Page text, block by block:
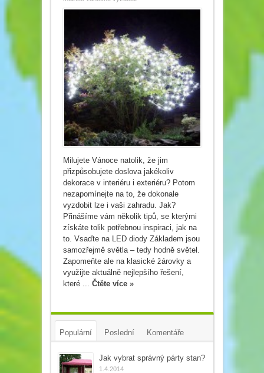
Milujete Vánoce natolik, že jim
přizpůsobujete doslova jakékoliv
dekorace v interiéru i exteriéru? Potom
nezapomínejte na to, že dokonale
vyzdobit lze i vaši zahradu. Jak?
Přinášíme vám několik tipů, se kterými
získáte tolik potřebnou inspiraci, jak na
to. Vsaďte na LED diody Základem jsou
samozřejmě světla – tedy hodně světel.
Zapomeňte ale na klasické žárovky a
využijte aktuálně nejlepšího řešení,
které ... Čtěte více »
Populární Poslední Komentáře
Tagy Jak vybrat správný párty stan?
1.4.2014